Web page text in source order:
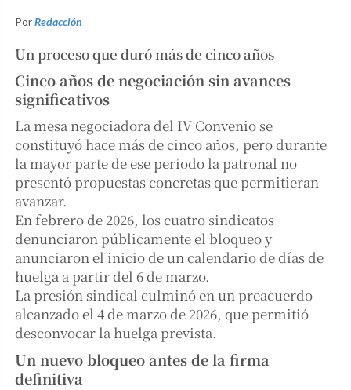
PorRedacción
Un proceso que duró más de cinco años
Cinco años de negociación sin avances
significativos
La mesa negociadora del IV Convenio se
constituyó hace más de cinco años, pero durante
la mayor parte de ese período la patronal no
presentó propuestas concretas que permitieran
avanzar.
En febrero de 2026, los cuatro sindicatos
denunciaron públicamente el bloqueo y
anunciaron el inicio de un calendario de días de
huelga a partir del 6 de marzo.
La presión sindical culminó en un preacuerdo
alcanzado el 4 de marzo de 2026, que permitió
desconvocar la huelga prevista.
Un nuevo bloqueo antes de la firma
definitiva